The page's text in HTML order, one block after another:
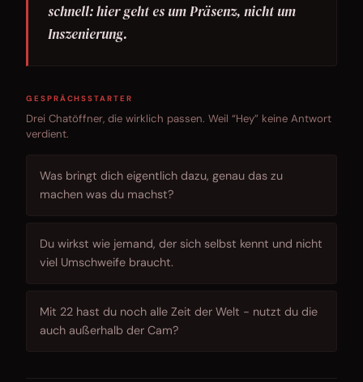
schnell: hier geht es um Präsenz, nicht um
Inszenierung.
GESPRÄCHSSTARTER
Drei Chatöffner, die wirklich passen. Weil “Hey” keine Antwort
verdient.
Was bringt dich eigentlich dazu, genau das zu
machen was du machst?
Du wirkst wie jemand, der sich selbst kennt und nicht
viel Umschweife braucht.
Mit 22 hast du noch alle Zeit der Welt - nutzt du die
auch außerhalb der Cam?